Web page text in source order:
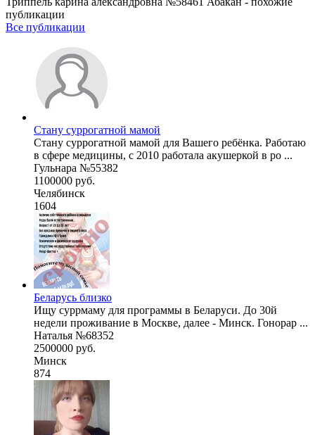
публикации
Все публикации
Стану суррогатной мамой
Стану суррогатной мамой для Вашего ребёнка. Работаю
в сфере медицины, с 2010 работала акушеркой в ро ...
Гульнара №55382
1100000 руб.
Челябинск
1604
Беларусь близко
Ищу суррмаму для программы в Беларуси. До 30й
недели проживание в Москве, далее - Минск. Гонорар ...
Наталья №68352
2500000 руб.
Минск
874